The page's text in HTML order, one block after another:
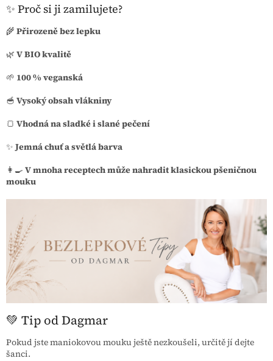
✨ Proč si ji zamilujete?
🌾 Přirozeně bez lepku
🌿 V BIO kvalitě
🌱 100 % veganská
🥣 Vysoký obsah vlákniny
🍞 Vhodná na sladké i slané pečení
✨ Jemná chuť a světlá barva
👩‍🍳 V mnoha receptech může nahradit klasickou pšeničnou
mouku
💚 Tip od Dagmar
Pokud jste maniokovou mouku ještě nezkoušeli, určitě jí dejte
šanci.